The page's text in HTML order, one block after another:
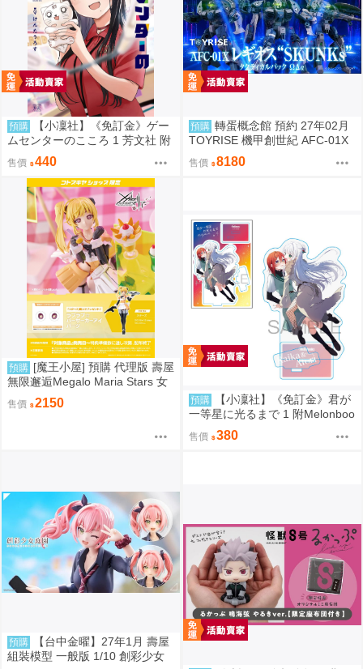
預購
【小凜社】《免訂金》ゲー
ムセンターのこころ 1 芳文社 附
Melonbooks特典
售價 440
預購 轉蛋概念館 預約 27年02月
TOYRISE 機甲創世紀 AFC-01X
雷吉歐斯 SKUNKs ΩΔα套組 免訂
金
售價 8180
預購 [魔王小屋] 預購 代理版 壽屋
無限邂逅Megalo Maria Stars 女
僕服Ver. 組裝模型 特典版
售價 2150 預購
【小凜社】《免訂金》君が
一等星に光るまで 1 附Melonboo
ks特典
售價 380
預購
【台中金曜】27年1月 壽屋
組裝模型 一般版 1/10 創彩少女